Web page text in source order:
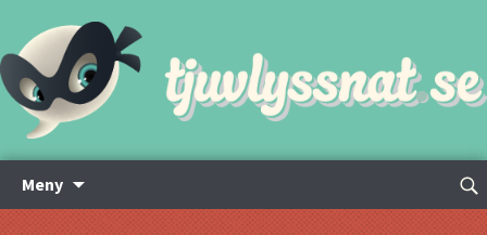
Meny
innehåll
Sök